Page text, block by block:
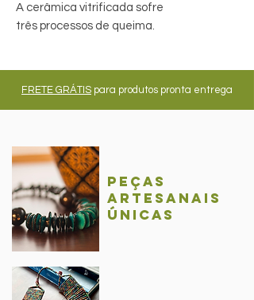
A cerâmica vitrificada sofre
três processos de queima.
FRETE GRÁTIS para produtos pronta entrega
Peças
Artesanais
únicas